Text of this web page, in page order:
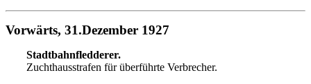
Vorwärts, 31.Dezember 1927
Stadtbahnfledderer.
Zuchthausstrafen für überführte Verbrecher.